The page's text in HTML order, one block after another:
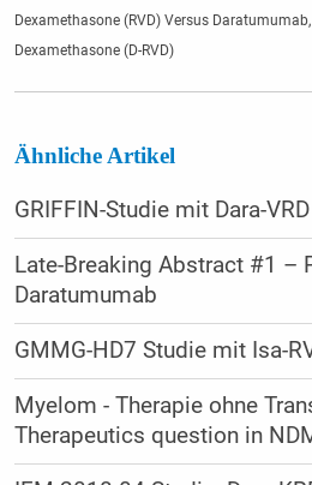
Dexamethasone (RVD) Versus
Dexamethasone (D-RVD)
Ähnliche Artikel
GRIFFIN-Studie mit Dara-VRD
Late-Breaking Abstract #1 –
Daratumumab
GMMG-HD7 Studie mit Isa-
Myelom - Therapie ohne
Therapeutics question in